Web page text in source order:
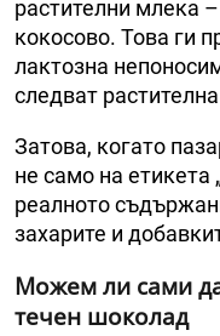
растителни млека
кокосово. Това ги
лактозна
следват
Затова, когато
не само на етикета
реалното
захарите и
Можем ли сами
течен шоколад